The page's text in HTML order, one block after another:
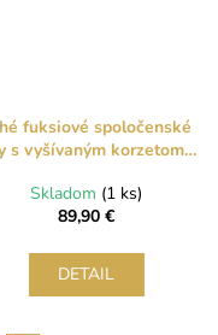
fuksiové spoločenské
s vyšívaným korzetom a
Skladom (1 ks)
89,90 €
DETAIL